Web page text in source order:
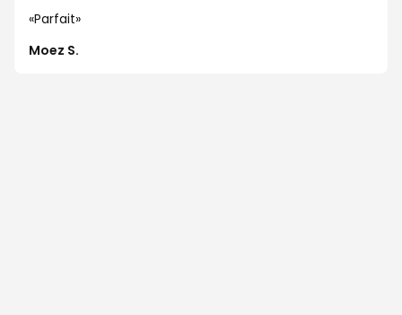
Parfait
Moez S.